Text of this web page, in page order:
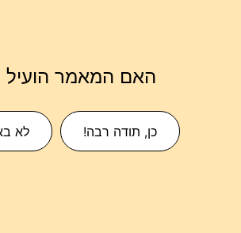
האם המאמר הועיל
כן, תודה רבה! לא